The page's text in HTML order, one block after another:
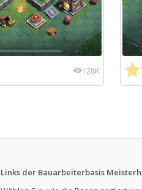
128K
Links der Bauarbeiterbasis